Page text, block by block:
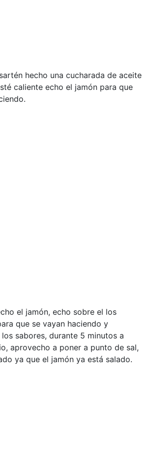
hecho una cucharada de aceite
caliente echo el jamón para que
el jamón, echo sobre el los
que se vayan haciendo y
sabores, durante 5 minutos a
aprovecho a poner a punto de sal,
ya que el jamón ya está salado.